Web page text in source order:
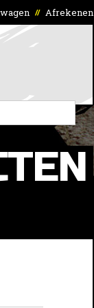
// Afrekenen